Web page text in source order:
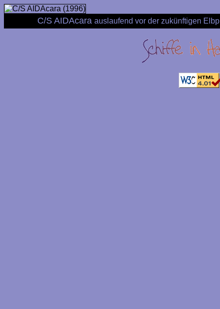
C/S AIDAcara auslaufend vor der zukünftigen